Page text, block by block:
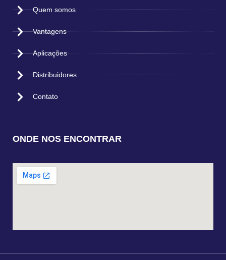
Quem somos
Vantagens
Aplicações
Distribuidores
Contato
ONDE NOS ENCONTRAR